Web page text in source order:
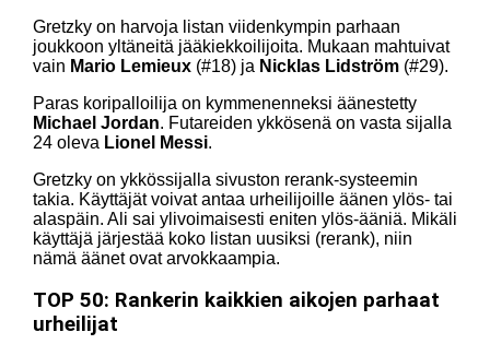
Gretzky on harvoja listan viidenkympin parhaan
joukkoon yltäneitä jääkiekkoilijoita. Mukaan mahtuivat
vain Mario Lemieux (#18) ja Nicklas Lidström (#29).
Paras koripalloilija on kymmenenneksi äänestetty
Michael Jordan. Futareiden ykkösenä on vasta sijalla
24 oleva Lionel Messi.
Gretzky on ykkössijalla sivuston rerank-systeemin
takia. Käyttäjät voivat antaa urheilijoille äänen ylös- tai
alaspäin. Ali sai ylivoimaisesti eniten ylös-ääniä. Mikäli
käyttäjä järjestää koko listan uusiksi (rerank), niin
nämä äänet ovat arvokkaampia.
TOP 50: Rankerin kaikkien aikojen parhaat
urheilijat